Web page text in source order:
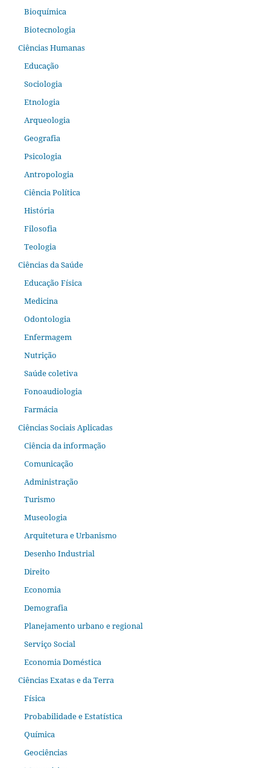
Bioquímica
Biotecnologia
Ciências Humanas
Educação
Sociologia
Etnologia
Arqueologia
Geografia
Psicologia
Antropologia
Ciência Política
História
Filosofia
Teologia
Ciências da Saúde
Educação Física
Medicina
Odontologia
Enfermagem
Nutrição
Saúde coletiva
Fonoaudiologia
Farmácia
Ciências Sociais Aplicadas
Ciência da informação
Comunicação
Administração
Turismo
Museologia
Arquitetura e Urbanismo
Desenho Industrial
Direito
Economia
Demografia
Planejamento urbano e regional
Serviço Social
Economia Doméstica
Ciências Exatas e da Terra
Física
Probabilidade e Estatística
Química
Geociências